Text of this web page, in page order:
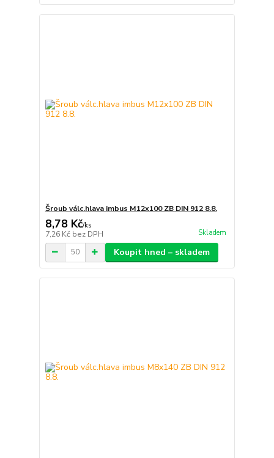
Šroub válc.hlava imbus M12x100 ZB DIN 912 8.8.
8,78 Kč/ks
7,26 Kč bez DPH Skladem
Koupit hned – skladem